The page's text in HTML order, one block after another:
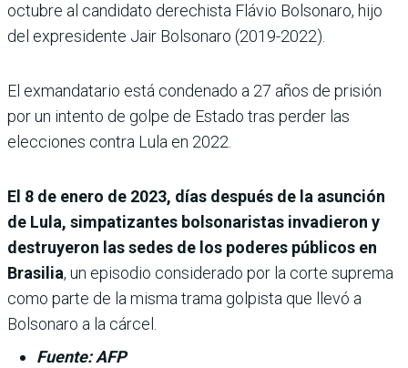
octubre al candidato derechista Flávio Bolsonaro, hijo
del expresidente Jair Bolsonaro (2019-2022).
El exmandatario está condenado a 27 años de prisión
por un intento de golpe de Estado tras perder las
elecciones contra Lula en 2022.
El 8 de enero de 2023, días después de la asunción
de Lula, simpatizantes bolsonaristas invadieron y
destruyeron las sedes de los poderes públicos en
Brasilia, un episodio considerado por la corte suprema
como parte de la misma trama golpista que llevó a
Bolsonaro a la cárcel.
Fuente: AFP